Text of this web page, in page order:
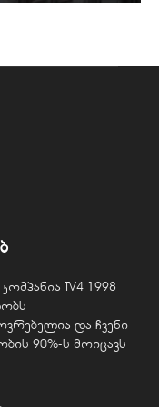
TV4 1998
და ჩვენი
90%-ს მოიცავს